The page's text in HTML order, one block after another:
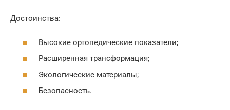
Достоинства:
Высокие ортопедические показатели;
Расширенная трансформация;
Экологические материалы;
Безопасность.